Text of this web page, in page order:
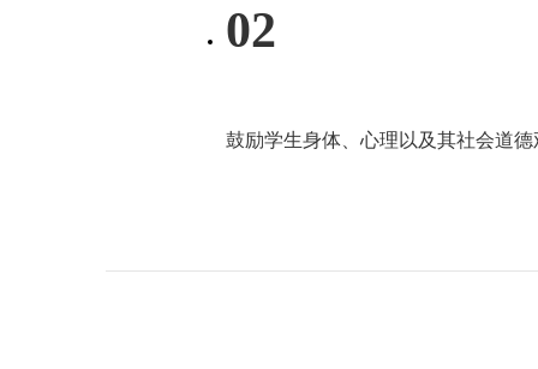
02
鼓励学生身体、心理以及其社会道德